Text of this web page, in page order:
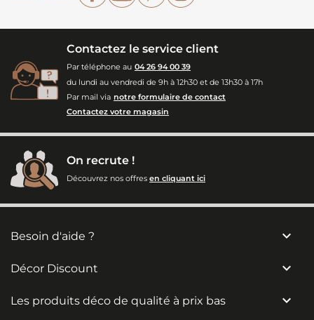
Contactez le service client
Par téléphone au 04 26 94 00 39
du lundi au vendredi de 9h à 12h30 et de 13h30 à 17h
Par mail via notre formulaire de contact
Contactez votre magasin
On recrute !
Découvrez nos offres en cliquant ici
Besoin d'aide ? 
Décor Discount 
Les produits déco de qualité à prix bas 